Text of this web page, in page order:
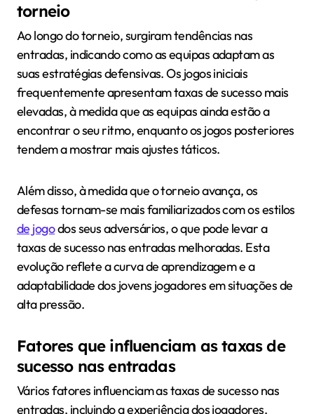
torneio
Ao longo do torneio, surgiram tendências nas
entradas, indicando como as equipas adaptam as
suas estratégias defensivas. Os jogos iniciais
frequentemente apresentam taxas de sucesso mais
elevadas, à medida que as equipas ainda estão a
encontrar o seu ritmo, enquanto os jogos posteriores
tendem a mostrar mais ajustes táticos.
Além disso, à medida que o torneio avança, os
defesas tornam-se mais familiarizados com os estilos
de jogodos seus adversários, o que pode levar a
taxas de sucesso nas entradas melhoradas. Esta
evolução reflete a curva de aprendizagem e a
adaptabilidade dos jovens jogadores em situações de
alta pressão.
Fatores que influenciam as taxas de
sucesso nas entradas
Vários fatores influenciam as taxas de sucesso nas
entradas, incluindo a experiência dos jogadores,